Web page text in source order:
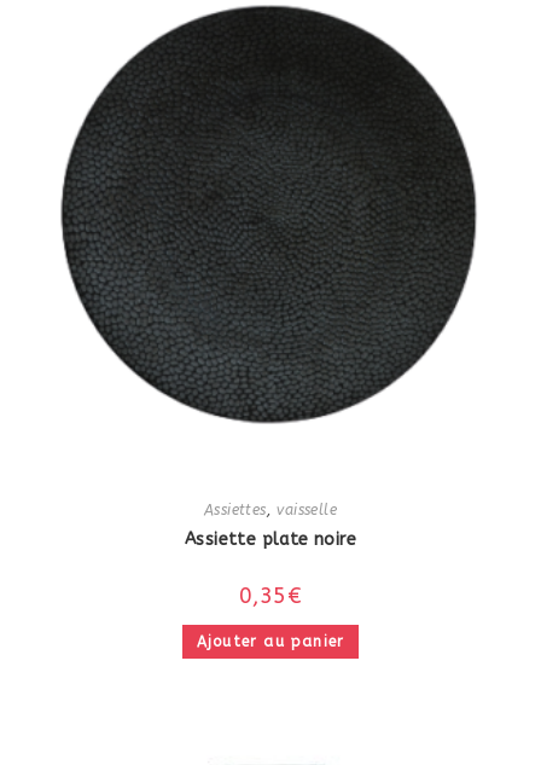
Assiettes,vaisselle
Assiette plate noire
0,35€
Ajouter au panier